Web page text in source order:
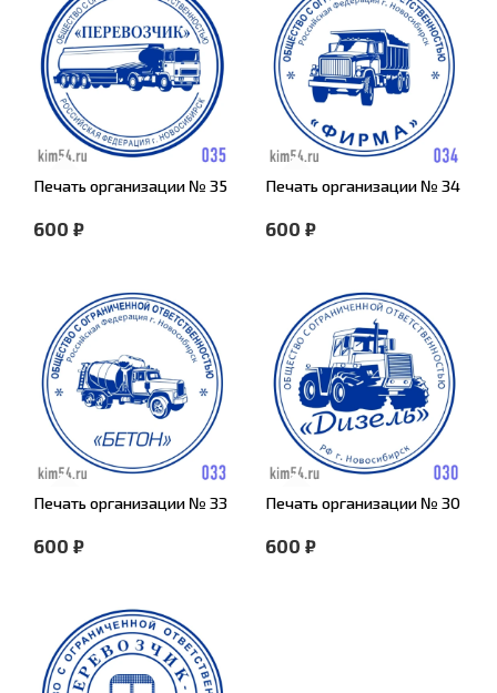
Печать организации № 35
600 ₽
Печать организации № 34
600 ₽
Печать организации № 33
600 ₽
Печать организации № 30
600 ₽